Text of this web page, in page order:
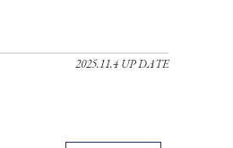
2025.11.4 UP DATE